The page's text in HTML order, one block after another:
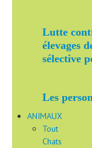
Lutte
élevages
sélective
Les
ANIMAUX
Tout
Chats